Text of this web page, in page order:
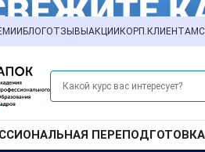
БЛОГОТЗЫВЫ АКЦИИ КОРП.КЛИЕНТАМ
ПЕРЕПОДГОТОВКА